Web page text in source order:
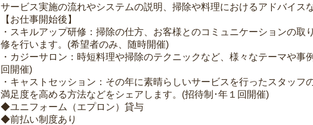
サービス実施の流れやシステムの説明、掃除や料理におけるアドバイス
【お仕事開始後】
・スキルアップ研修：掃除の仕方、お客様とのコミュニケーションの
修を行います。(希望者のみ、随時開催)
・カジーサロン：時短料理や掃除のテクニックなど、様々なテーマや事
回開催)
・キャストセッション：その年に素晴らしいサービスを行ったスタッ
満足度を高める方法などをシェアします。(招待制･年１回開催)
◆ユニフォーム（エプロン）貸与
◆前払い制度あり